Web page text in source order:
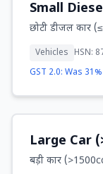
Small
छोटी डीजल कार
Vehicles
HSN:
GST 2.0: Was
Large Car
बड़ी कार